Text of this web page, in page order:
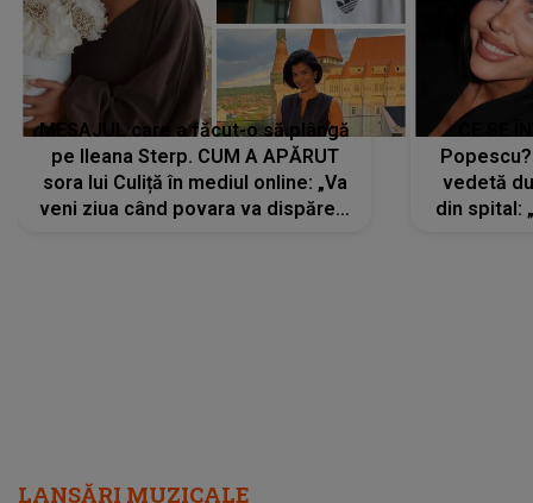
MESAJUL care a făcut-o să plângă
pe Ileana Sterp. CUM A APĂRUT
sora lui Culiță în mediul online: „Va
veni ziua când povara va dispărea,
vedetă
din spital:
LANSĂRI MUZICALE